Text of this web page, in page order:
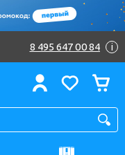
8 495 647 00 84 i